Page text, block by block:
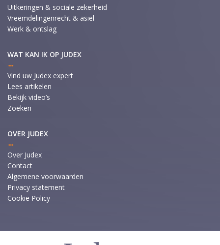
Uitkeringen & sociale zekerheid
Vreemdelingenrecht & asiel
Werk & ontslag
WAT KAN IK OP JUDEX
Vind uw Judex expert
Lees artikelen
Bekijk video’s
Zoeken
OVER JUDEX
Over Judex
Contact
Algemene voorwaarden
Privacy statement
Cookie Policy